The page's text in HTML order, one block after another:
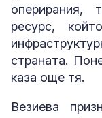
оперирания,
ресурс,
страната.
каза още тя.
Везиева